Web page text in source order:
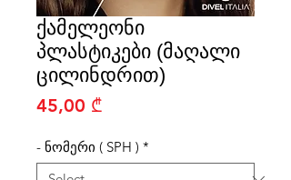
ქამელეონი
პლასტიკები (მაღალი
ცილინდრით)
45,00 ₾Price
- ნომერი ( SPH ) *